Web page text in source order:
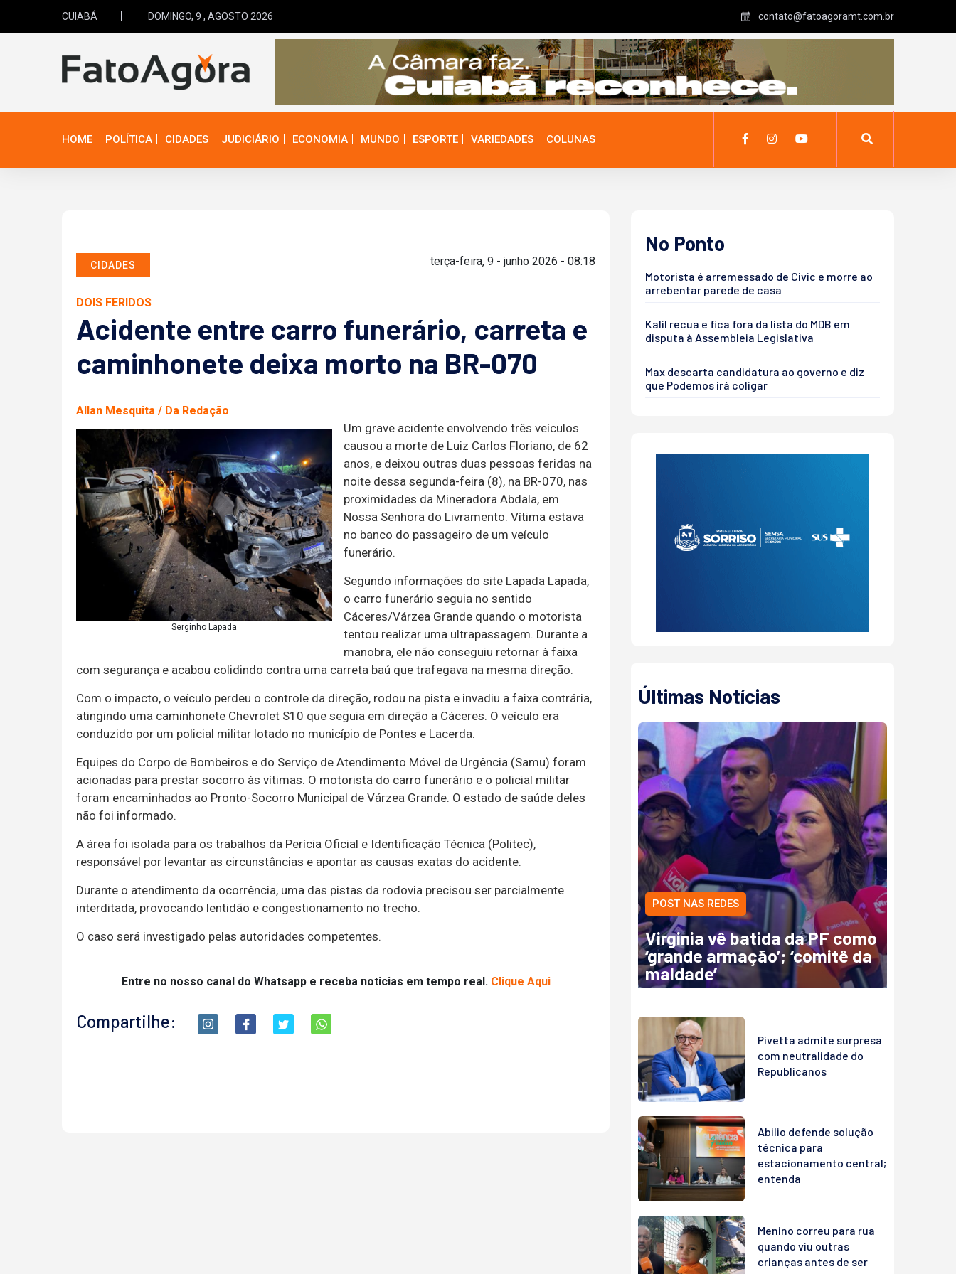
CUIABÁ DOMINGO, 9 , AGOSTO 2026 contato@fatoagoramt.com.br
HOME POLÍTICA CIDADES JUDICIÁRIO ECONOMIA MUNDO ESPORTE VARIEDADES COLUNAS
CIDADES terça-feira, 9 - junho 2026 - 08:18
DOIS FERIDOS
Acidente entre carro funerário, carreta e
caminhonete deixa morto na BR-070
Allan Mesquita / Da Redação
Serginho Lapada
Um grave acidente envolvendo três veículos
causou a morte de Luiz Carlos Floriano, de 62
anos, e deixou outras duas pessoas feridas na
noite dessa segunda-feira (8), na BR-070, nas
proximidades da Mineradora Abdala, em
Nossa Senhora do Livramento. Vítima estava
no banco do passageiro de um veículo
funerário.
Segundo informações do site Lapada Lapada,
o carro funerário seguia no sentido
Cáceres/Várzea Grande quando o motorista
tentou realizar uma ultrapassagem. Durante a
manobra, ele não conseguiu retornar à faixa
com segurança e acabou colidindo contra uma carreta baú que trafegava na mesma direção.
Com o impacto, o veículo perdeu o controle da direção, rodou na pista e invadiu a faixa contrária,
atingindo uma caminhonete Chevrolet S10 que seguia em direção a Cáceres. O veículo era
conduzido por um policial militar lotado no município de Pontes e Lacerda.
Equipes do Corpo de Bombeiros e do Serviço de Atendimento Móvel de Urgência (Samu) foram
acionadas para prestar socorro às vítimas. O motorista do carro funerário e o policial militar
foram encaminhados ao Pronto-Socorro Municipal de Várzea Grande. O estado de saúde deles
não foi informado.
A área foi isolada para os trabalhos da Perícia Oficial e Identificação Técnica (Politec),
responsável por levantar as circunstâncias e apontar as causas exatas do acidente.
Durante o atendimento da ocorrência, uma das pistas da rodovia precisou ser parcialmente
interditada, provocando lentidão e congestionamento no trecho.
O caso será investigado pelas autoridades competentes.
Entre no nosso canal do Whatsapp e receba noticias em tempo real. Clique Aqui
Compartilhe:
No Ponto
Motorista é arremessado de Civic e morre ao
arrebentar parede de casa
Kalil recua e fica fora da lista do MDB em
disputa à Assembleia Legislativa
Max descarta candidatura ao governo e diz
que Podemos irá coligar
Últimas Notícias
POST NAS REDES
Virginia vê batida da PF como
‘grande armação’; ‘comitê da
maldade’
Pivetta admite surpresa
com neutralidade do
Republicanos
Abilio defende solução
técnica para
estacionamento central;
entenda
Menino correu para rua
quando viu outras
crianças antes de ser